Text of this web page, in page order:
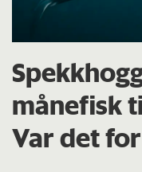
månefisk
Var det